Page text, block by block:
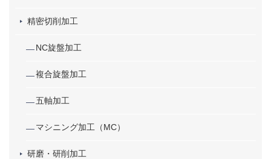
精密切削加工
NC旋盤加工
複合旋盤加工
五軸加工
マシニング加工（MC）
研磨・研削加工